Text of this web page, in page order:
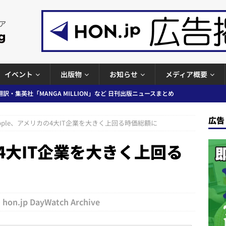
イベント 出版物 お知らせ メディア概要
プの発行部数が100万部割れなど 日刊出版ニュースまとめ 2026.08.07
ど 日刊出版ニュースまとめ 2026.08.06
日刊出版ニュースまとめ
問題等で小学館が再発防止案と人権委員会設置を公表など 日刊出版ニュ
ニュースまとめ
、アメリカの4大IT企業を大きく上回る時価総額に
IT企業を大きく上回る
hon.jp DayWatch Archive
広告